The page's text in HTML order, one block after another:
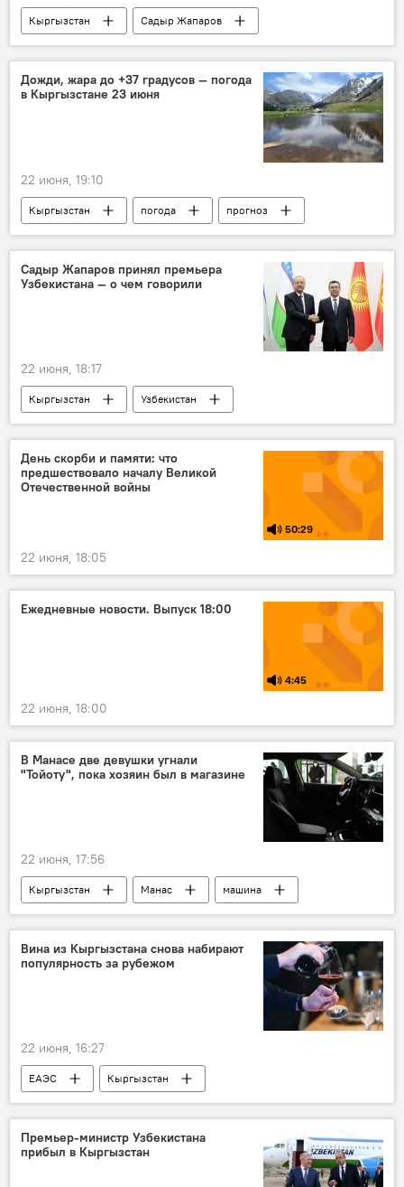
Кыргызстан
Садыр Жапаров
награда
вручение
Совет Безопасности ООН
черный список
Евросоюз
дипломат
Дожди, жара до +37 градусов — погода
в Кыргызстане 23 июня
22 июня, 19:10
Кыргызстан погода
прогноз
прогноз погоды
Прогноз погоды по Кыргызстану
гроза
жара
Садыр Жапаров принял премьера
Узбекистана — о чем говорили
22 июня, 18:17
Кыргызстан
Узбекистан
Чолпон-Ата
встреча
Садыр Жапаров
сотрудничество
День скорби и памяти: что
предшествовало началу Великой
Отечественной войны
50:29
22 июня, 18:05
Ежедневные новости. Выпуск 18:00
4:45
22 июня, 18:00
В Манасе две девушки угнали
"Тойоту", пока хозяин был в магазине
22 июня, 17:56
Кыргызстан Манас
машина
угон
девушки
милиция
задержание
Вина из Кыргызстана снова набирают
популярность за рубежом
22 июня, 16:27
ЕАЭС
Кыргызстан
Кыргызстан в ЕАЭС
вино
экспорт
статистика
Премьер-министр Узбекистана
прибыл в Кыргызстан